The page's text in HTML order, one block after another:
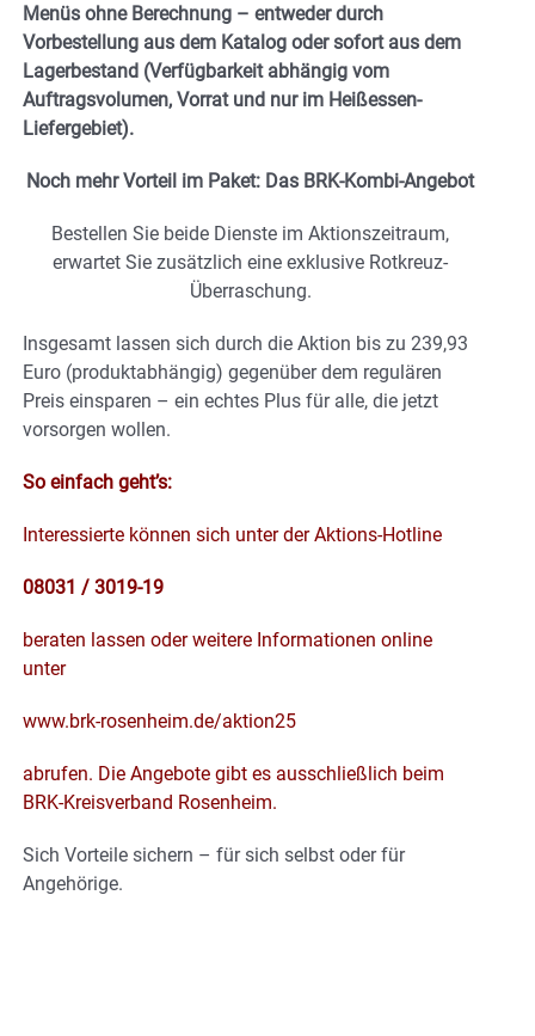
Menüs ohne Berechnung – entweder durch
Vorbestellung aus dem Katalog oder sofort aus dem
Lagerbestand (Verfügbarkeit abhängig vom
Auftragsvolumen, Vorrat und nur im Heißessen-
Liefergebiet).
Noch mehr Vorteil im Paket: Das BRK-Kombi-Angebot
Bestellen Sie beide Dienste im Aktionszeitraum,
erwartet Sie zusätzlich eine exklusive Rotkreuz-
Überraschung.
Insgesamt lassen sich durch die Aktion bis zu 239,93
Euro (produktabhängig) gegenüber dem regulären
Preis einsparen – ein echtes Plus für alle, die jetzt
vorsorgen wollen.
So einfach geht’s:
Interessierte können sich unter der Aktions-Hotline
08031 / 3019-19
beraten lassen oder weitere Informationen online
unter
www.brk-rosenheim.de/aktion25
abrufen. Die Angebote gibt es ausschließlich beim
BRK-Kreisverband Rosenheim.
Sich Vorteile sichern – für sich selbst oder für
Angehörige.